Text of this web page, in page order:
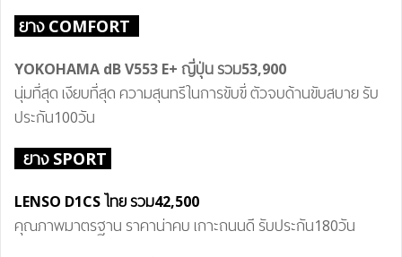
ยาง COMFORT
YOKOHAMA dB V553 E+ ญี่ปุ่น รวม53,900
นุ่มที่สุด เงียบที่สุด ความสุนทรีในการขับขี่ ตัวจบด้านขับสบาย รับ
ประกัน100วัน
ยาง SPORT
LENSO D1CS ไทยรวม42,500
คุณภาพมาตรฐาน ราคาน่าคบ เกาะถนนดี รับประกัน180วัน